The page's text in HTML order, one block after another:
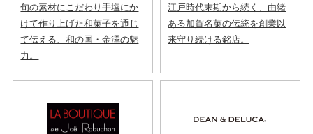
旬の素材にこだわり手塩にか
けて作り上げた和菓子を通じ
て伝える、和の国・金澤の魅
力。
江戸時代末期から続く、由緒
ある加賀名菓の伝統を創業以
来守り続ける銘店。